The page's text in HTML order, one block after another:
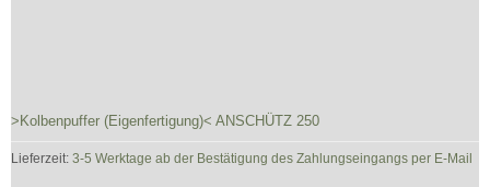
>Kolbenpuffer (Eigenfertigung)< ANSCHÜTZ 250
Lieferzeit: 3-5 Werktage ab der Bestätigung des Zahlungseingangs per E-Mail